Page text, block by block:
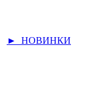
► НОВИНКИ